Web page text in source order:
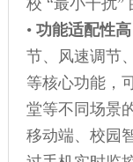
校 “最小干扰”
• 功能适配性高
节、风速调节
等核心功能，
堂等不同场景
移动端、校园